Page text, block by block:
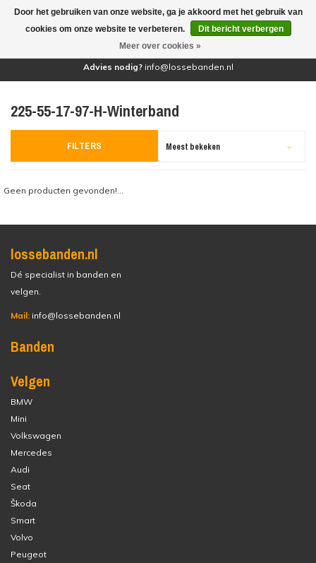
(0)
Advies nodig? info@lossebanden.nl
225-55-17-97-H-Winterband
FILTERS Meest bekeken
Geen producten gevonden!...
lossebanden.nl
Dé specialist in banden en
velgen.
Mail: info@lossebanden.nl
Banden
Velgen
BMW
Mini
Volkswagen
Mercedes
Audi
Seat
Škoda
Smart
Volvo
Peugeot
Door het gebruiken van onze website, ga je akkoord met het gebruik van
cookies om onze website te verbeteren.
Dit bericht verbergen
Meer over cookies »